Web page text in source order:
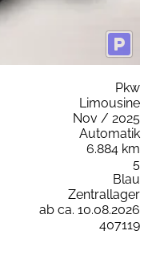
Pkw
Limousine
Nov / 2025
Automatik
6.884 km
5
Blau
Zentrallager
ab ca. 10.08.2026
407119